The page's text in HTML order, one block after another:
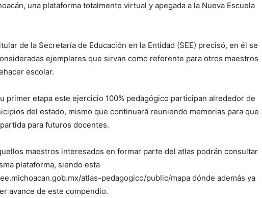
una plataforma totalmente virtual y apegada a la Nueva Escuela
de la Secretaría de Educación en la Entidad (SEE) precisó, en él se
ejemplares que sirvan como referente para otros maestros
escolar.
primer etapa este ejercicio 100% pedagógico participan alrededor de
del estado, mismo que continuará reuniendo memorias para que
para futuros docentes.
maestros interesados en formar parte del atlas podrán consultar
plataforma, siendo esta
atlas-pedagogico/public/mapa dónde además ya
avance de este compendio.